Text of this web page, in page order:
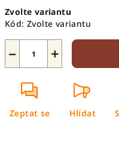
cena:
Zvolte variantu
Kód: Zvolte variantu
+
−
Zeptat se Hlídat